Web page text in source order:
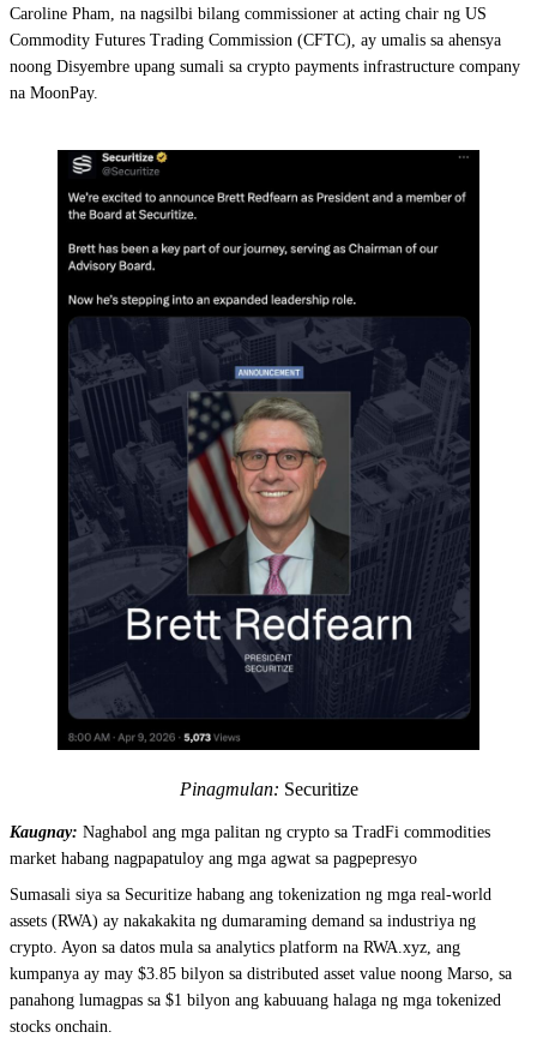
Caroline Pham, na nagsilbi bilang commissioner at acting chair ng US
Commodity Futures Trading Commission (CFTC), ay umalis sa ahensya
noong Disyembre upang sumali sa crypto payments infrastructure company
na MoonPay.
Pinagmulan: Securitize
Kaugnay: Naghabol ang mga palitan ng crypto sa TradFi commodities
market habang nagpapatuloy ang mga agwat sa pagpepresyo
Sumasali siya sa Securitize habang ang tokenization ng mga real-world
assets (RWA) ay nakakakita ng dumaraming demand sa industriya ng
crypto. Ayon sa datos mula sa analytics platform na RWA.xyz, ang
kumpanya ay may $3.85 bilyon sa distributed asset value noong Marso, sa
panahong lumagpas sa $1 bilyon ang kabuuang halaga ng mga tokenized
stocks onchain.